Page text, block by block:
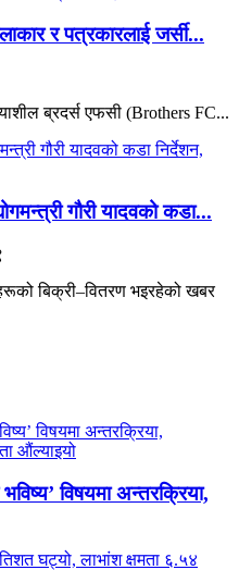
र पत्रकारलाई जर्सी...
ब्रदर्स एफसी (Brothers FC...
गौरी यादवको कडा...
बिक्री–वितरण भइरहेको खबर
विषयमा अन्तरक्रिया,